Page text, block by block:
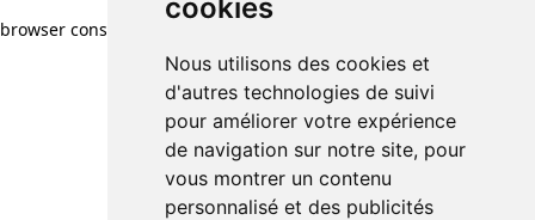
cookies
Nous utilisons des cookies et
d'autres technologies de suivi
pour améliorer votre expérience
de navigation sur notre site, pour
vous montrer un contenu
personnalisé et des publicités
browser console for more information)